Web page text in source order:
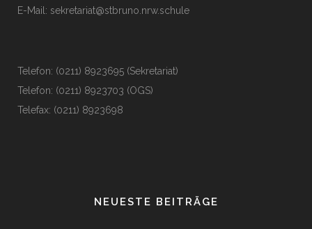
E-Mail: sekretariat@stbruno.nrw.schule
Telefon: (0211) 8923695 (Sekretariat)
Telefon: (0211) 8923703 (OGS)
Telefax: (0211) 8923698
NEUESTE BEITRÄGE